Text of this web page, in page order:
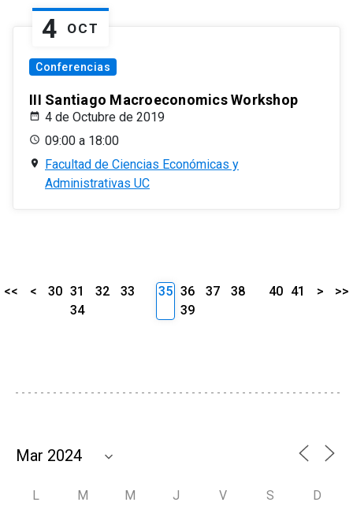
4 OCT
Conferencias
III Santiago Macroeconomics Workshop
4 de Octubre de 2019
09:00 a 18:00
Facultad de Ciencias Económicas y
Administrativas UC
<< < 30 31 32
33
34
35 36 37
38
39
40 41 > >>
L M M J V S D